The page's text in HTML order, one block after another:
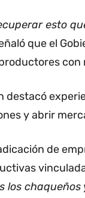
esto
que el
destacó
y abrir
de
los